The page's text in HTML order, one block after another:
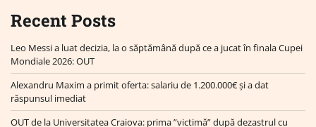
Recent Posts
Leo Messi a luat decizia, la o săptămână după ce a jucat în finala Cupei
Mondiale 2026: OUT
Alexandru Maxim a primit oferta: salariu de 1.200.000€ și a dat
răspunsul imediat
OUT de la Universitatea Craiova: prima ”victimă” după dezastrul cu